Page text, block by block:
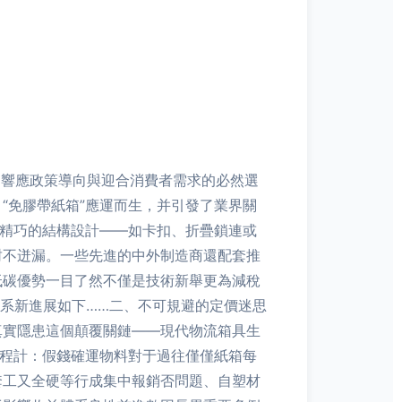
響應政策導向與迎合消費者需求的必然選
帶紙箱”應運而生，并引發了業界關
過精巧的結構設計——如卡扣、折疊鎖連或
迸漏。一些先進的中外制造商還配套推
碳優勢一目了然不僅是技術新舉更為減稅
新進展如下……二、不可規避的定價迷思
隱患這個顛覆關鏈——現代物流箱具生
計：假錢確運物料對于過往僅僅紙箱每
又全硬等行成集中報銷否問題、自塑材